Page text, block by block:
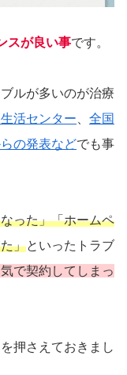
スが良い事です。
ルが多いのが治療
活センター
全国
の発表などでも事
った」「ホームペ
」といったトラブ
で契約してしまっ
押さえておきまし